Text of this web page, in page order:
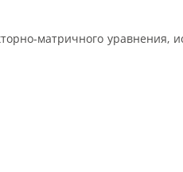
матричного уравнения,